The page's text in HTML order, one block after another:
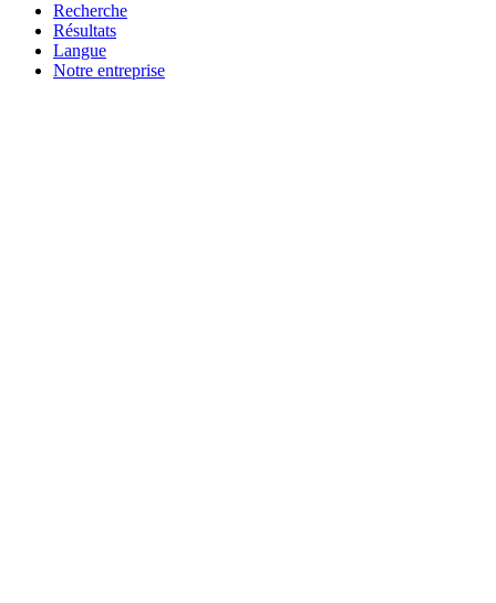
Recherche
Résultats
Langue
Notre entreprise